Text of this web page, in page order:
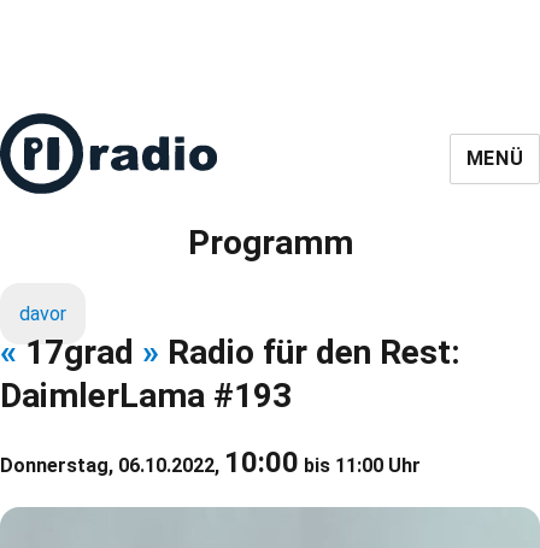
MENÜ
Programm
davor
« 17grad » Radio für den Rest:
DaimlerLama #193
Donnerstag, 06.10.2022, 10:00 bis 11:00 Uhr